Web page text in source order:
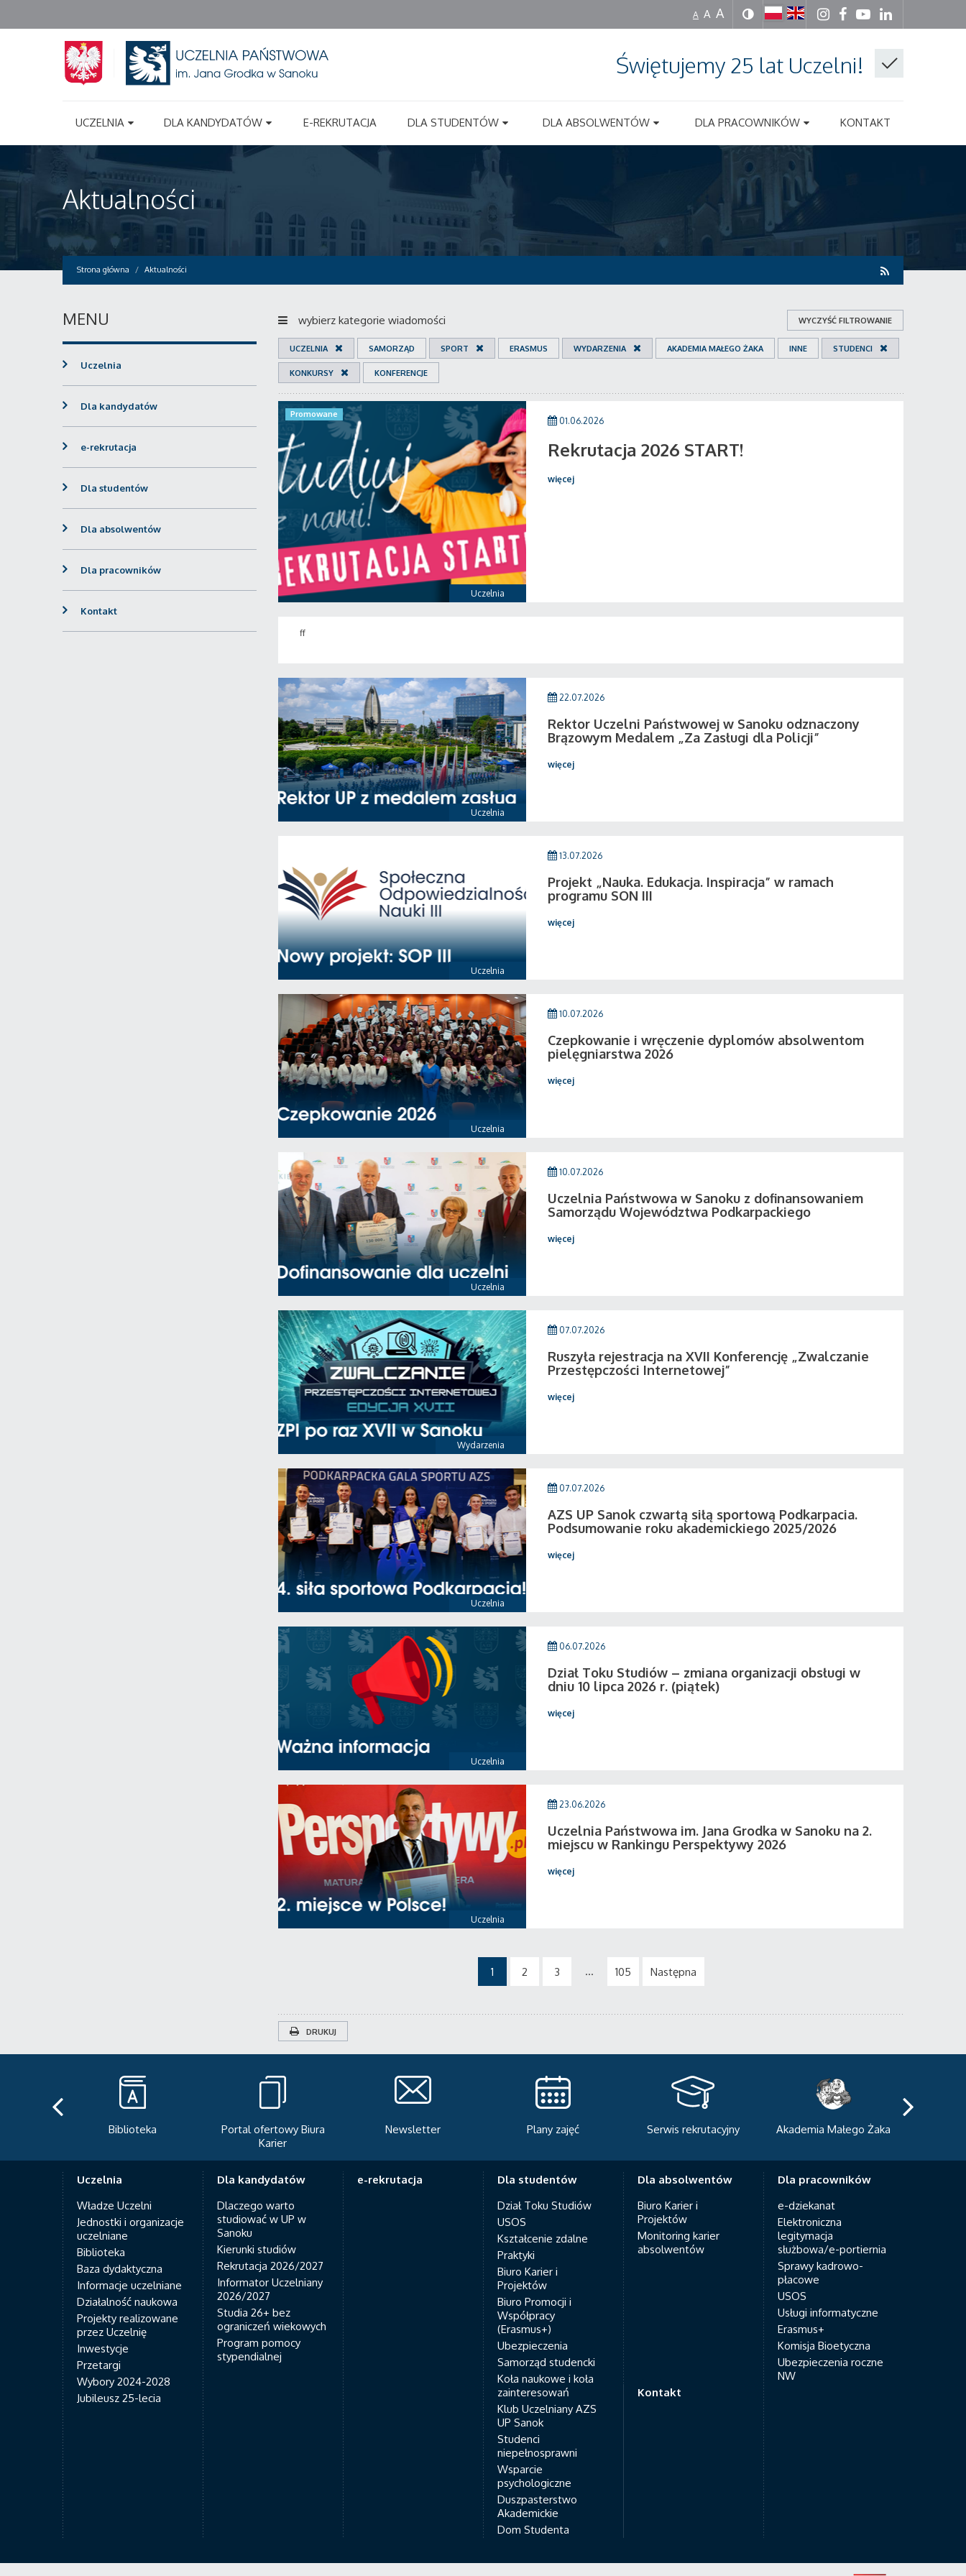
A A A
Świętujemy 25 lat Uczelni!
UCZELNIA DLA KANDYDATÓW E-REKRUTACJA DLA STUDENTÓW DLA ABSOLWENTÓW DLA PRACOWNIKÓW KONTAKT
Aktualności
Strona główna Aktualności
wybierz kategorie wiadomości WYCZYŚĆ FILTROWANIE
UCZELNIA SAMORZĄD SPORT ERASMUS WYDARZENIA AKADEMIA MAŁEGO ŻAKA INNE STUDENCI
KONKURSY KONFERENCJE
Uczelnia
Promowane
01.06.2026
Rekrutacja 2026 START!
więcej
ff
Uczelnia
22.07.2026
Rektor Uczelni Państwowej w Sanoku odznaczony
Brązowym Medalem „Za Zasługi dla Policji”
więcej
Uczelnia
13.07.2026
Projekt „Nauka. Edukacja. Inspiracja” w ramach
programu SON III
więcej
Uczelnia
10.07.2026
Czepkowanie i wręczenie dyplomów absolwentom
pielęgniarstwa 2026
więcej
Uczelnia
10.07.2026
Uczelnia Państwowa w Sanoku z dofinansowaniem
Samorządu Województwa Podkarpackiego
więcej
Wydarzenia
07.07.2026
Ruszyła rejestracja na XVII Konferencję „Zwalczanie
Przestępczości Internetowej”
więcej
Uczelnia
07.07.2026
AZS UP Sanok czwartą siłą sportową Podkarpacia.
Podsumowanie roku akademickiego 2025/2026
więcej
Uczelnia
06.07.2026
Dział Toku Studiów – zmiana organizacji obsługi w
dniu 10 lipca 2026 r. (piątek)
więcej
Uczelnia
23.06.2026
Uczelnia Państwowa im. Jana Grodka w Sanoku na 2.
miejscu w Rankingu Perspektywy 2026
więcej
1 2 3 ... 105 Następna
DRUKUJ
MENU
Uczelnia
Dla kandydatów
e-rekrutacja
Dla studentów
Dla absolwentów
Dla pracowników
Kontakt
Portal ofertowy Biura
Newsletter Plany zajęć Serwis rekrutacyjny Akademia Małego Żaka
Centrum Sportowo-
Uczelnia
Władze Uczelni
Jednostki i organizacje
uczelniane
Biblioteka
Baza dydaktyczna
Informacje uczelniane
Działalność naukowa
Projekty realizowane
przez Uczelnię
Inwestycje
Przetargi
Wybory 2024-2028
Jubileusz 25-lecia
Dla kandydatów
Dlaczego warto
studiować w UP w
Sanoku
Kierunki studiów
Rekrutacja 2026/2027
Informator Uczelniany
2026/2027
Studia 26+ bez
ograniczeń wiekowych
Program pomocy
stypendialnej
e-rekrutacja
Dla studentów
Dział Toku Studiów
USOS
Kształcenie zdalne
Praktyki
Biuro Karier i
Projektów
Biuro Promocji i
Współpracy
(Erasmus+)
Ubezpieczenia
Samorząd studencki
Koła naukowe i koła
zainteresowań
Klub Uczelniany AZS
UP Sanok
Studenci
niepełnosprawni
Wsparcie
psychologiczne
Duszpasterstwo
Akademickie
Dom Studenta
Dla absolwentów
Biuro Karier i
Projektów
Monitoring karier
absolwentów
Dla pracowników
e-dziekanat
Elektroniczna
legitymacja
służbowa/e-portiernia
Sprawy kadrowo-
płacowe
USOS
Usługi informatyczne
Erasmus+
Komisja Bioetyczna
Ubezpieczenia roczne
NW
Kontakt